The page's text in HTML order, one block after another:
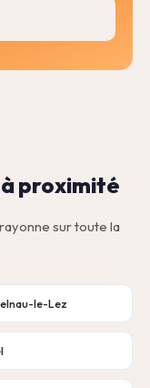
proximité
sur toute la
le-Lez